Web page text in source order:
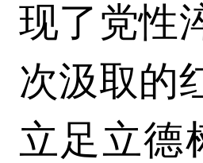
现了党性
次汲取的
立足立德